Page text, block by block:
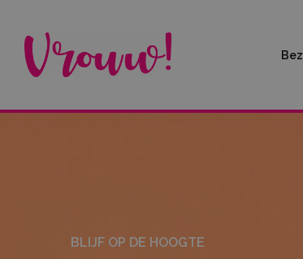
BLIJF OP DE HOOGTE